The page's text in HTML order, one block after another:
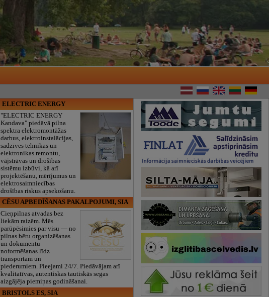
ELECTRIC ENERGY
"ELECTRIC ENERGY
Kandava" piedāvā pilna
spektra elektromontāžas
darbus, elektroinstalācijas,
sadzīves tehnikas un
elektronikas remontu,
vājstrāvas un drošības
sistēmu izbūvi, kā arī
projektēšanu, mērījumus un
elektrosaimniecības
drošības riskus apsekošanu.
CĒSU APBEDĪŠANAS PAKALPOJUMI, SIA
Cieņpilnas atvadas bez
liekām raizēm. Mēs
parūpēsimies par visu — no
pilnas bēru organizēšanas
un dokumentu
noformēšanas līdz
transportam un
piederumiem. Pieejami 24/7. Piedāvājam arī
kvalitatīvas, autentiskas tautiskās segas
aizgājēja piemiņas godināšanai.
BRISTOLS ES, SIA